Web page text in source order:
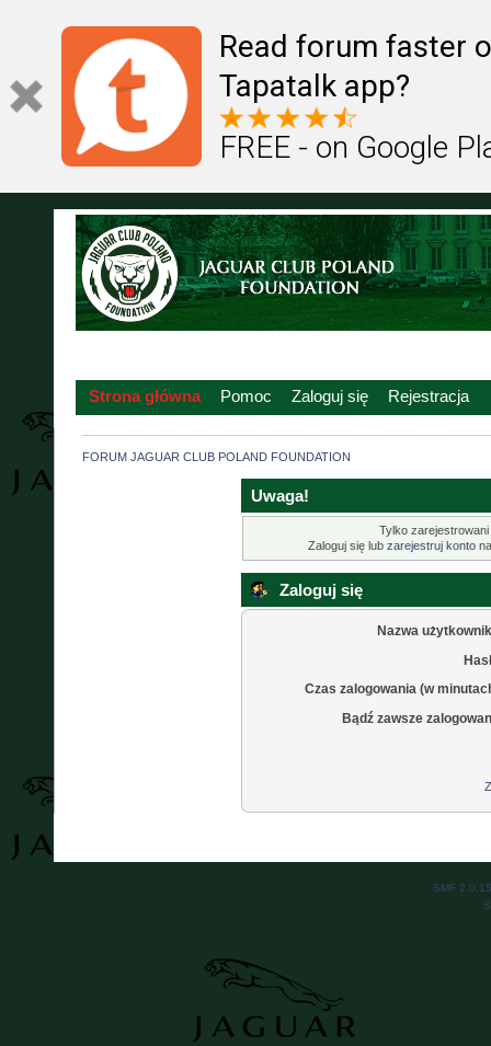
Read forum faster
Tapatalk app?
FREE - on Google
Strona główna Pomoc Zaloguj się Rejestracja
FORUM JAGUAR CLUB POLAND FOUNDATION
Uwaga!
Tylko
Zaloguj się lub zarejestruj kontona
Zaloguj się
Nazwa
Czas zalogowania (w
Bądź zawsze
SMF 2.0.15